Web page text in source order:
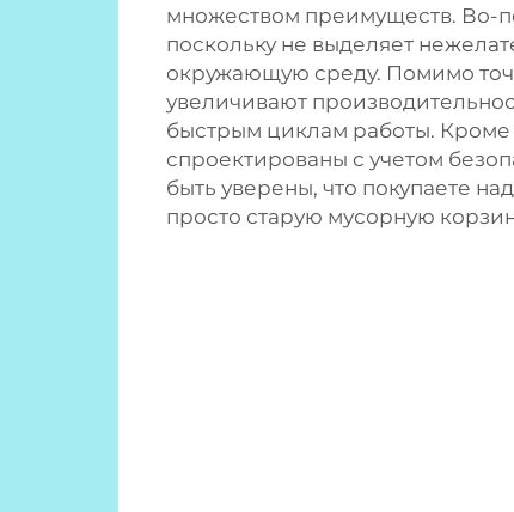
множеством преимуществ. Во-
поскольку не выделяет
окружающую среду. Помимо
увеличивают
быстрым циклам работы. Кроме
спроектированы с учетом
быть уверены, что покупаете
просто старую мусорную